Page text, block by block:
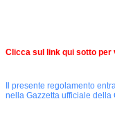
Clicca sul link qui sotto per
Il presente regolamento
nella Gazzetta ufficiale della